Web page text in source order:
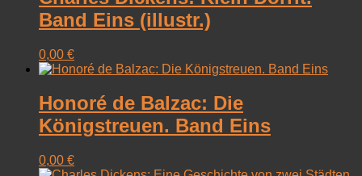
Band Eins (illustr.)
0,00 €
Honoré de Balzac: Die
Königstreuen. Band Eins
0,00 €